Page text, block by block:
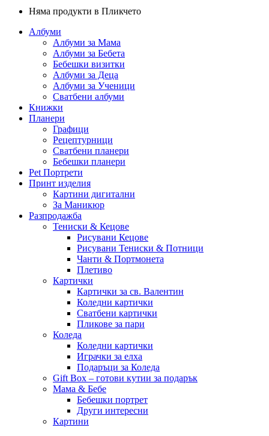
Няма продукти в Пликчето
Албуми
Албуми за Мама
Албуми за Бебета
Бебешки визитки
Албуми за Деца
Албуми за Ученици
Сватбени албуми
Книжки
Планери
Графици
Рецептурници
Сватбени планери
Бебешки планери
Pet Портрети
Принт изделия
Картини дигитални
За Маникюр
Разпродажба
Тениски & Кецове
Рисувани Кецове
Рисувани Тениски & Потници
Чанти & Портмонета
Плетиво
Картички
Картички за св. Валентин
Коледни картички
Сватбени картички
Пликове за пари
Коледа
Коледни картички
Играчки за елха
Подаръци за Коледа
Gift Box – готови кутии за подарък
Мама & Бебе
Бебешки портрет
Други интересни
Картини